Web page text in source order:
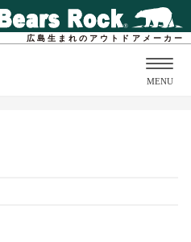
広島生まれのアウトドアメーカー
MENU